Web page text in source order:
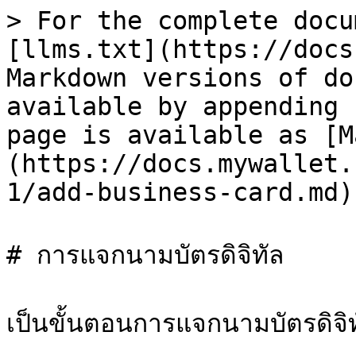
> For the complete
[llms.txt](https://
Markdown versions of
available by
page is available as
(https://
1/add-business-
# การแจกนามบัตรดิจิทัล
เป็นขั้นตอนการแจกนามบัตรดิ